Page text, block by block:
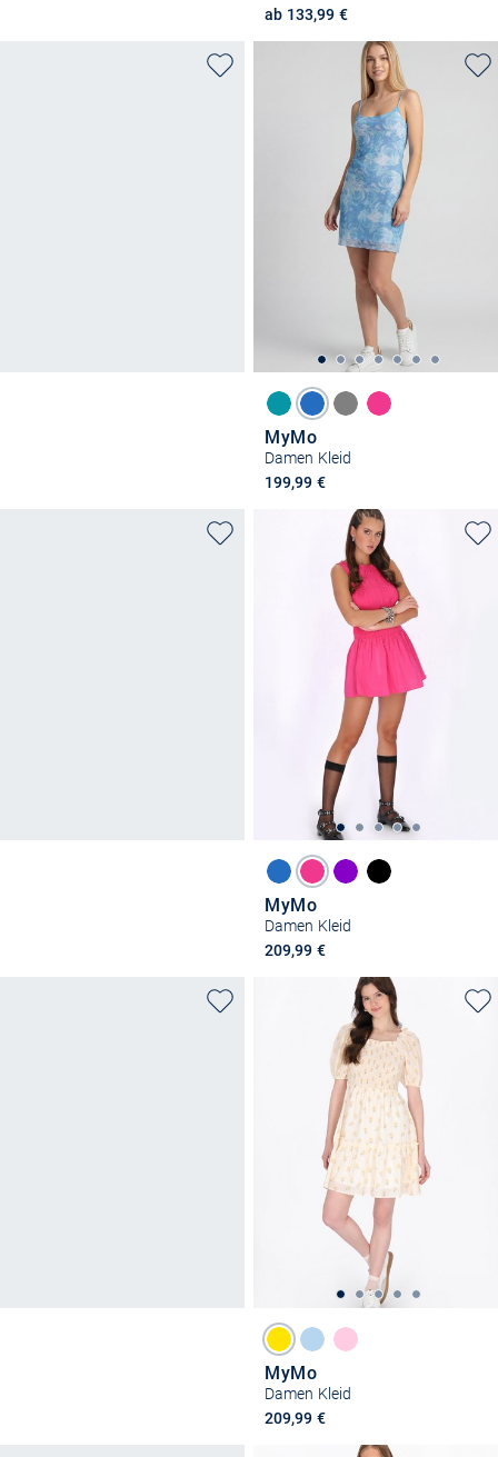
ab 133,99 €
MyMo
Damen Kleid
199,99 €
MyMo
Damen Kleid
209,99 €
MyMo
Damen Kleid
209,99 €